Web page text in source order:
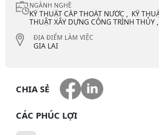
NGÀNH NGHỀ
KỸ THUẬT CẤP THOÁT NƯỚC , KỸ THUẬT MÔI TRƯỜNG , KỸ
ĐỊA ĐIỂM LÀM VIỆC
GIA LAI
CHIA SẺ
CÁC PHÚC LỢI